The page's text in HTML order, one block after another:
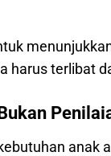
harus terlibat
anak